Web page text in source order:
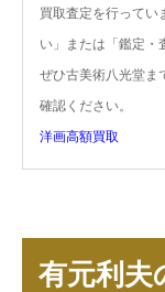
買取査定を行ってい
い」または「鑑定・
ぜひ古美術八光堂ま
確認ください。
洋画高額買取
有元利夫